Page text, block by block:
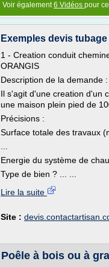
Voir également6 Vidéos pour
Exemples devis
1 - Creation conduit
ORANGIS
Description de la demande :
Il s'agit d'une creation d'un
une maison plein pied de
Précisions :
Surface totale des travaux
Energie du système de
Type de bien ? ... ...
Lire la suite
Site :
Poêle à bois ou à